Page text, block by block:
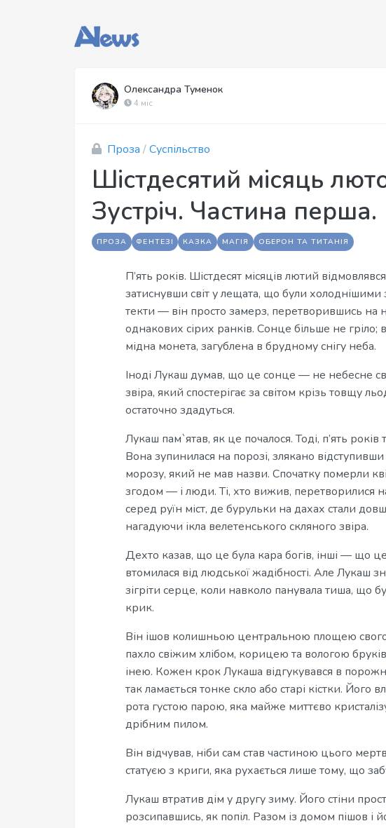
Олександра Туменок
4 міс
Проза /Суспільство
Шістдесятий місяць
Зустріч. Частина перша.
ПРОЗА ФЕНТЕЗІ КАЗКА МАГІЯ ОБЕРОН ТА ТИТАНІЯ
П’ять років. Шістдесят місяців лютий
затиснувши світ у лещата, що були холоднішими
текти — він просто замерз, перетворившись на
однакових сірих ранків. Сонце більше не гріло;
мідна монета, загублена в брудному снігу неба.
Іноді Лукаш думав, що це сонце — не небесне
звіра, який спостерігає за світом крізь товщу
остаточно здадуться.
Лукаш пам`ятав, як це почалося. Тоді, п’ять
Вона зупинилася на порозі, злякано
морозу, який не мав назви. Спочатку померли
згодом — і люди. Ті, хто вижив, перетворилися
серед руїн міст, де бурульки на дахах стали
нагадуючи ікла велетенського скляного звіра.
Дехто казав, що це була кара богів, інші — що це
втомилася від людської жадібності. Але Лукаш
зігріти серце, коли навколо панувала тиша, що
крик.
Він ішов колишньою центральною площею свого
пахло свіжим хлібом, корицею та вологою
інею. Кожен крок Лукаша відгукувався в
так ламається тонке скло або старі кістки. Його
рота густою парою, яка майже миттєво
дрібним пилом.
Він відчував, ніби сам став частиною цього
статуєю з криги, яка рухається лише тому, що
Лукаш втратив дім у другу зиму. Його стіни
розсипавшись, як попіл. Разом із домом пішов і